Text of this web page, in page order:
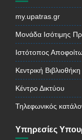
my.upatras.gr
Μονάδα Ισότιμης
Ιστότοπος
Κεντρική Βιβλιοθήκη
Κέντρο Δικτύου
Τηλεφωνικός
Υπηρεσίες